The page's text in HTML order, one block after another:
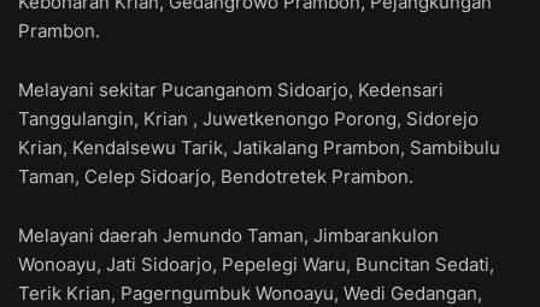
Prambon.
Melayani sekitar Pucanganom Sidoarjo, Kedensari
Tanggulangin, Krian , Juwetkenongo Porong, Sidorejo
Krian, Kendalsewu Tarik, Jatikalang Prambon, Sambibulu
Taman, Celep Sidoarjo, Bendotretek Prambon.
Melayani daerah Jemundo Taman, Jimbarankulon
Wonoayu, Jati Sidoarjo, Pepelegi Waru, Buncitan Sedati,
Terik Krian, Pagerngumbuk Wonoayu, Wedi Gedangan,